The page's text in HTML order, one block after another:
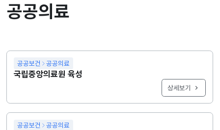
공공의료
공공보건 공공의료
국립중앙의료원 육성
상세보기
공공보건 공공의료